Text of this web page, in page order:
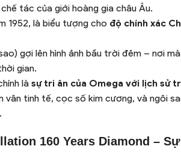
tác của giới hoàng gia châu Âu.
1952, là biểu tượng cho độ chính xác
gợi lên hình ảnh bầu trời đêm – nơi
gian.
là sự tri ân của Omega với lịch sử
vân tinh tế, cọc số kim cương, và ngôi
160 Years Diamond –